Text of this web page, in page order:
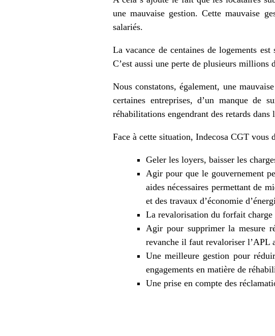
une mauvaise gestion. Cette mauvaise
salariés.
La vacance de centaines de logements
C’est aussi une perte de plusieurs millions
Nous constatons, également, une
certaines entreprises, d’un manque de
réhabilitations engendrant des retards dans
Face à cette situation, Indecosa CGT vous
Geler les loyers, baisser les
Agir pour que le gouvernement
aides nécessaires permettant de
et des travaux d’économie
La revalorisation du forfait
Agir pour supprimer la mesure
revanche il faut revaloriser l’APL
Une meilleure gestion pour
engagements en matière de
Une prise en compte des